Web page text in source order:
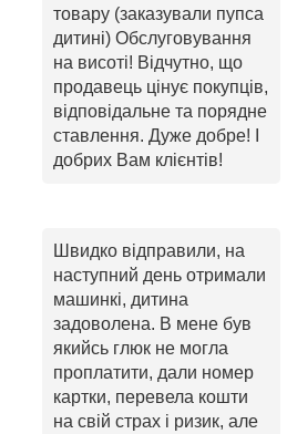
товару (заказували пупса
дитині) Обслуговування
на висоті! Відчутно, що
продавець цінує покупців,
відповідальне та порядне
ставлення. Дуже добре! І
добрих Вам клієнтів!
Швидко відправили, на
наступний день отримали
машинкі, дитина
задоволена. В мене був
якийсь глюк не могла
проплатити, дали номер
картки, перевела кошти
на свій страх і ризик, але